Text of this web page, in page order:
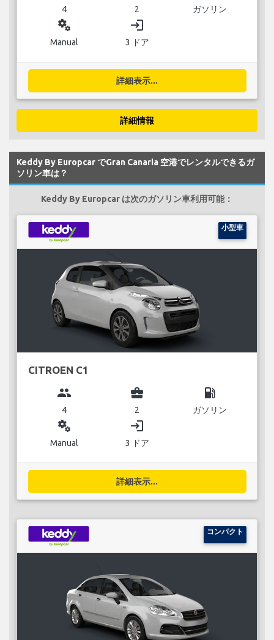
4 2 ガソリン
miscellaneous_services
Manual
login
3 ドア
詳細表示...
詳細情報
Keddy By Europcar でGran Canaria 空港でレンタルできるガ
ソリン車は？
Keddy By Europcar は次のガソリン車利用可能：
小型車
CITROEN C1
group
4
business_center
2
local_gas_station
ガソリン
miscellaneous_services
Manual
login
3 ドア
詳細表示...
コンパクト